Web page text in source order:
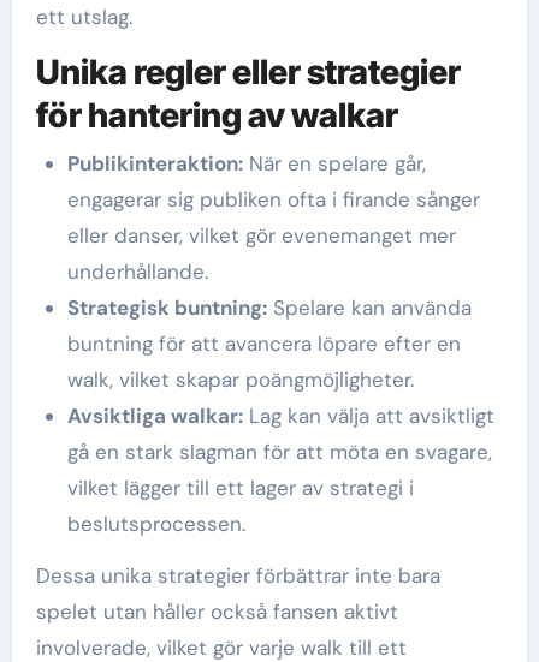
ett utslag.
Unika regler eller strategier
för hantering av walkar
Publikinteraktion:När en spelare går,
engagerar sig publiken ofta i firande sånger
eller danser, vilket gör evenemanget mer
underhållande.
Strategisk buntning:Spelare kan använda
buntning för att avancera löpare efter en
walk, vilket skapar poängmöjligheter.
Avsiktliga walkar:Lag kan välja att avsiktligt
gå en stark slagman för att möta en svagare,
vilket lägger till ett lager av strategi i
beslutsprocessen.
Dessa unika strategier förbättrar inte bara
spelet utan håller också fansen aktivt
involverade, vilket gör varje walk till ett